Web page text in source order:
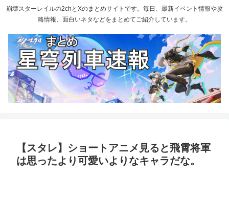
崩壊スターレイルの2chとXのまとめサイトです。毎日、最新イベント情報や攻
略情報、面白いネタなどをまとめてご紹介しています。
【スタレ】ショートアニメ見ると飛霄将軍
は思ったより可愛いよりなキャラだな。